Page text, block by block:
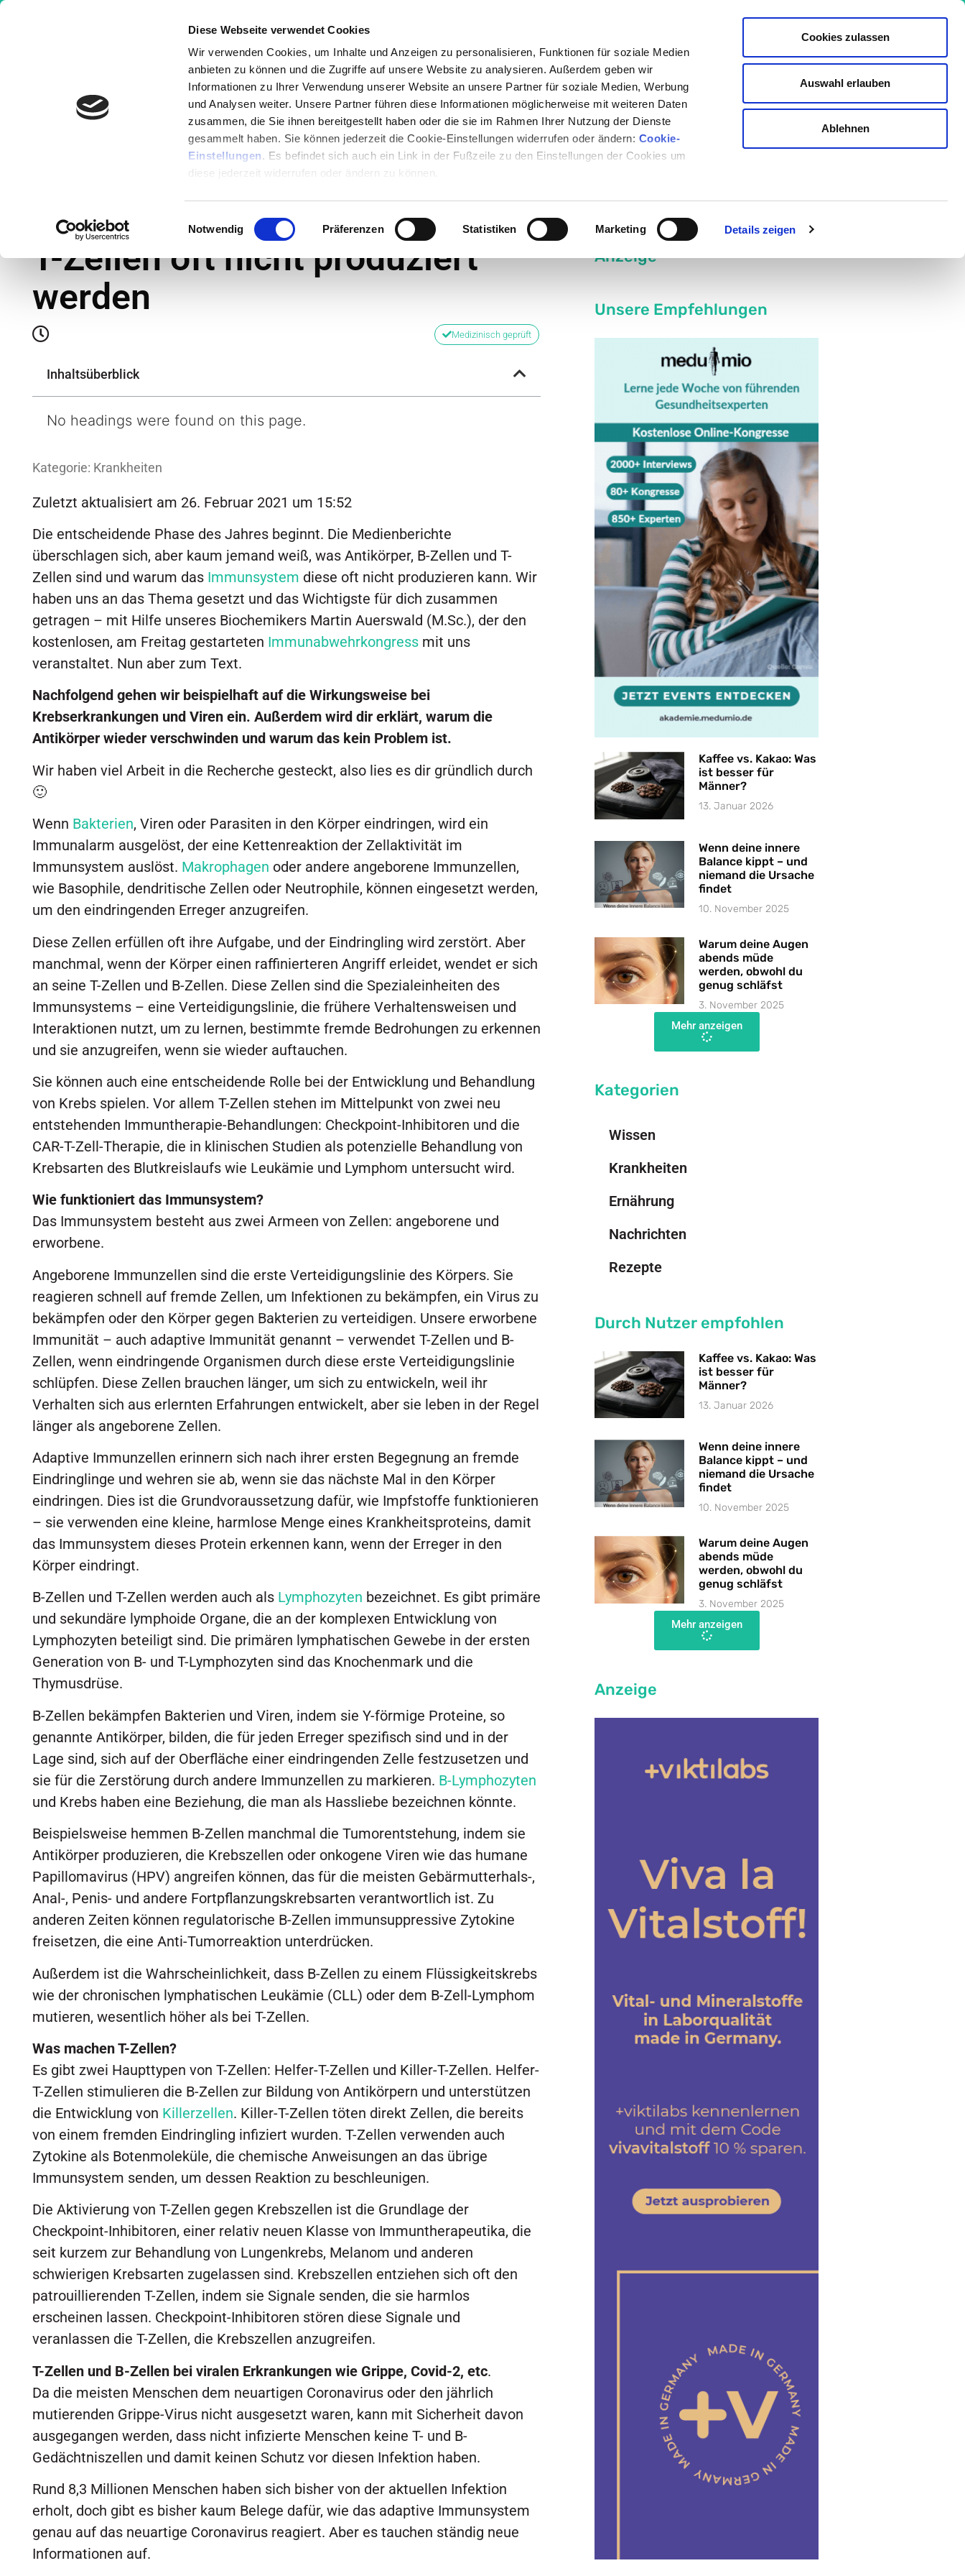
Diese Webseite verwendet Cookies
Wir verwenden Cookies, um Inhalte und Anzeigen zu personalisieren, Funktionen für soziale Medien
anbieten zu können und die Zugriffe auf unsere Website zu analysieren. Außerdem geben wir
Informationen zu Ihrer Verwendung unserer Website an unsere Partner für soziale Medien, Werbung
und Analysen weiter. Unsere Partner führen diese Informationen möglicherweise mit weiteren Daten
zusammen, die Sie ihnen bereitgestellt haben oder die sie im Rahmen Ihrer Nutzung der Dienste
gesammelt haben. Sie können jederzeit die Cookie-Einstellungen widerrufen oder ändern: Cookie-
Einstellungen. Es befindet sich auch ein Link in der Fußzeile zu den Einstellungen der Cookies um
diese jederzeit widerrufen oder ändern zu können.
Einwilligungsauswahl
Notwendig Präferenzen Statistiken Marketing Details zeigen
Cookies zulassen
Auswahl erlauben
Ablehnen
Wissen Ernährung Krankheiten Nachrichten Rezepte Events Medumio Akademie
Wieso Antikörper, B-Zellen und T-Zellen oft nicht produziert
Wieso Antikörper, B-Zellen und
T-Zellen oft nicht produziert
werden
Medizinisch geprüft
Inhaltsüberblick
No headings were found on this page.
Kategorie: Krankheiten
Zuletzt aktualisiert am 26. Februar 2021 um 15:52
Die entscheidende Phase des Jahres beginnt. Die Medienberichte
überschlagen sich, aber kaum jemand weiß, was Antikörper, B-Zellen und T-
Zellen sind und warum das Immunsystem diese oft nicht produzieren kann. Wir
haben uns an das Thema gesetzt und das Wichtigste für dich zusammen
getragen – mit Hilfe unseres Biochemikers Martin Auerswald (M.Sc.), der den
kostenlosen, am Freitag gestarteten Immunabwehrkongress mit uns
veranstaltet. Nun aber zum Text.
Nachfolgend gehen wir beispielhaft auf die Wirkungsweise bei
Krebserkrankungen und Viren ein. Außerdem wird dir erklärt, warum die
Antikörper wieder verschwinden und warum das kein Problem ist.
Wir haben viel Arbeit in die Recherche gesteckt, also lies es dir gründlich durch
🙂
Wenn Bakterien, Viren oder Parasiten in den Körper eindringen, wird ein
Immunalarm ausgelöst, der eine Kettenreaktion der Zellaktivität im
Immunsystem auslöst. Makrophagen oder andere angeborene Immunzellen,
wie Basophile, dendritische Zellen oder Neutrophile, können eingesetzt werden,
um den eindringenden Erreger anzugreifen.
Diese Zellen erfüllen oft ihre Aufgabe, und der Eindringling wird zerstört. Aber
manchmal, wenn der Körper einen raffinierteren Angriff erleidet, wendet er sich
an seine T-Zellen und B-Zellen. Diese Zellen sind die Spezialeinheiten des
Immunsystems – eine Verteidigungslinie, die frühere Verhaltensweisen und
Interaktionen nutzt, um zu lernen, bestimmte fremde Bedrohungen zu erkennen
und sie anzugreifen, wenn sie wieder auftauchen.
Sie können auch eine entscheidende Rolle bei der Entwicklung und Behandlung
von Krebs spielen. Vor allem T-Zellen stehen im Mittelpunkt von zwei neu
entstehenden Immuntherapie-Behandlungen: Checkpoint-Inhibitoren und die
CAR-T-Zell-Therapie, die in klinischen Studien als potenzielle Behandlung von
Krebsarten des Blutkreislaufs wie Leukämie und Lymphom untersucht wird.
Wie funktioniert das Immunsystem?
Das Immunsystem besteht aus zwei Armeen von Zellen: angeborene und
erworbene.
Angeborene Immunzellen sind die erste Verteidigungslinie des Körpers. Sie
reagieren schnell auf fremde Zellen, um Infektionen zu bekämpfen, ein Virus zu
bekämpfen oder den Körper gegen Bakterien zu verteidigen. Unsere erworbene
Immunität – auch adaptive Immunität genannt – verwendet T-Zellen und B-
Zellen, wenn eindringende Organismen durch diese erste Verteidigungslinie
schlüpfen. Diese Zellen brauchen länger, um sich zu entwickeln, weil ihr
Verhalten sich aus erlernten Erfahrungen entwickelt, aber sie leben in der Regel
länger als angeborene Zellen.
Adaptive Immunzellen erinnern sich nach ihrer ersten Begegnung an fremde
Eindringlinge und wehren sie ab, wenn sie das nächste Mal in den Körper
eindringen. Dies ist die Grundvoraussetzung dafür, wie Impfstoffe funktionieren
– sie verwenden eine kleine, harmlose Menge eines Krankheitsproteins, damit
das Immunsystem dieses Protein erkennen kann, wenn der Erreger in den
Körper eindringt.
B-Zellen und T-Zellen werden auch als Lymphozyten bezeichnet. Es gibt primäre
und sekundäre lymphoide Organe, die an der komplexen Entwicklung von
Lymphozyten beteiligt sind. Die primären lymphatischen Gewebe in der ersten
Generation von B- und T-Lymphozyten sind das Knochenmark und die
Thymusdrüse.
B-Zellen bekämpfen Bakterien und Viren, indem sie Y-förmige Proteine, so
genannte Antikörper, bilden, die für jeden Erreger spezifisch sind und in der
Lage sind, sich auf der Oberfläche einer eindringenden Zelle festzusetzen und
sie für die Zerstörung durch andere Immunzellen zu markieren. B-Lymphozyten
und Krebs haben eine Beziehung, die man als Hassliebe bezeichnen könnte.
Beispielsweise hemmen B-Zellen manchmal die Tumorentstehung, indem sie
Antikörper produzieren, die Krebszellen oder onkogene Viren wie das humane
Papillomavirus (HPV) angreifen können, das für die meisten Gebärmutterhals-,
Anal-, Penis- und andere Fortpflanzungskrebsarten verantwortlich ist. Zu
anderen Zeiten können regulatorische B-Zellen immunsuppressive Zytokine
freisetzen, die eine Anti-Tumorreaktion unterdrücken.
Außerdem ist die Wahrscheinlichkeit, dass B-Zellen zu einem Flüssigkeitskrebs
wie der chronischen lymphatischen Leukämie (CLL) oder dem B-Zell-Lymphom
mutieren, wesentlich höher als bei T-Zellen.
Was machen T-Zellen?
Es gibt zwei Haupttypen von T-Zellen: Helfer-T-Zellen und Killer-T-Zellen. Helfer-
T-Zellen stimulieren die B-Zellen zur Bildung von Antikörpern und unterstützen
die Entwicklung von Killerzellen. Killer-T-Zellen töten direkt Zellen, die bereits
von einem fremden Eindringling infiziert wurden. T-Zellen verwenden auch
Zytokine als Botenmoleküle, die chemische Anweisungen an das übrige
Immunsystem senden, um dessen Reaktion zu beschleunigen.
Die Aktivierung von T-Zellen gegen Krebszellen ist die Grundlage der
Checkpoint-Inhibitoren, einer relativ neuen Klasse von Immuntherapeutika, die
seit kurzem zur Behandlung von Lungenkrebs, Melanom und anderen
schwierigen Krebsarten zugelassen sind. Krebszellen entziehen sich oft den
patrouillierenden T-Zellen, indem sie Signale senden, die sie harmlos
erscheinen lassen. Checkpoint-Inhibitoren stören diese Signale und
veranlassen die T-Zellen, die Krebszellen anzugreifen.
T-Zellen und B-Zellen bei viralen Erkrankungen wie Grippe, Covid-2, etc.
Da die meisten Menschen dem neuartigen Coronavirus oder den jährlich
mutierenden Grippe-Virus nicht ausgesetzt waren, kann mit Sicherheit davon
ausgegangen werden, dass nicht infizierte Menschen keine T- und B-
Gedächtniszellen und damit keinen Schutz vor diesen Infektion haben.
Rund 8,3 Millionen Menschen haben sich bisher von der aktuellen Infektion
erholt, doch gibt es bisher kaum Belege dafür, wie das adaptive Immunsystem
genau auf das neuartige Coronavirus reagiert. Aber es tauchen ständig neue
Informationen auf.
Medizinisch überprüft von:
Anzeige
Unsere Empfehlungen
Kaffee vs. Kakao: Was
ist besser für
Männer?
13. Januar 2026
Wenn deine innere
Balance kippt – und
niemand die Ursache
findet
10. November 2025
Warum deine Augen
abends müde
werden, obwohl du
genug schläfst
3. November 2025
Mehr anzeigen
Kategorien
Wissen
Krankheiten
Ernährung
Nachrichten
Rezepte
Durch Nutzer empfohlen
Kaffee vs. Kakao: Was
ist besser für
Männer?
13. Januar 2026
Wenn deine innere
Balance kippt – und
niemand die Ursache
findet
10. November 2025
Warum deine Augen
abends müde
werden, obwohl du
genug schläfst
3. November 2025
Mehr anzeigen
Anzeige